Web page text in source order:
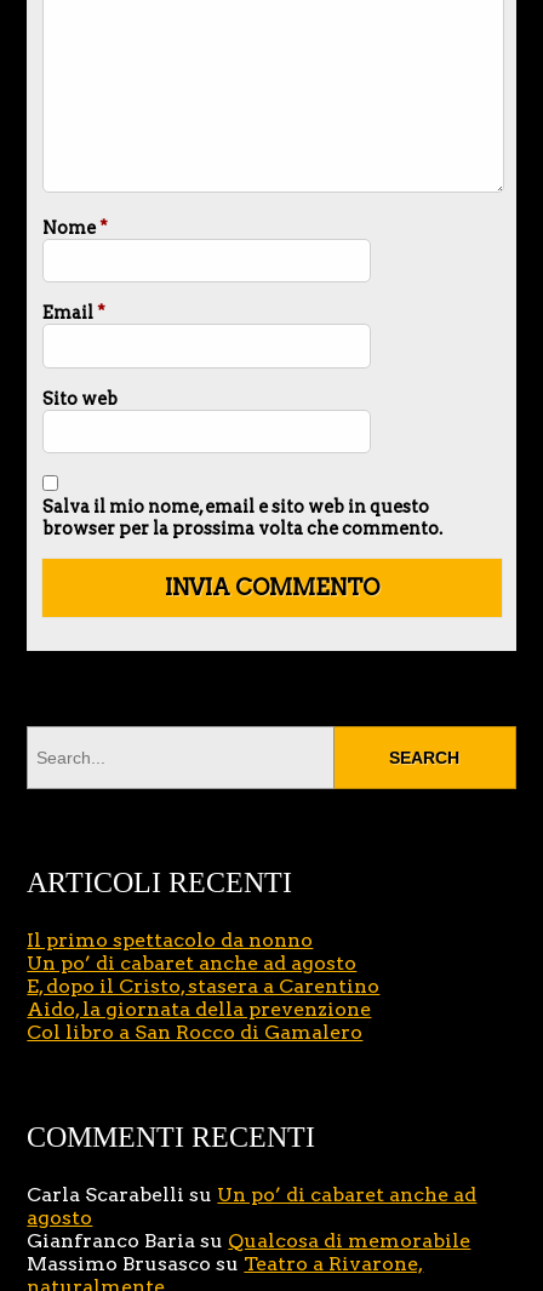
Nome*
Email*
Sito web
Salva il mio nome, email e sito web in questo
browser per la prossima volta che commento.
ARTICOLI RECENTI
Il primo spettacolo da nonno
Un po’ di cabaret anche ad agosto
E, dopo il Cristo, stasera a Carentino
Aido, la giornata della prevenzione
Col libro a San Rocco di Gamalero
COMMENTI RECENTI
Carla Scarabelli su Un po’ di cabaret anche ad
agosto
Gianfranco Baria su Qualcosa di memorabile
Massimo Brusasco su Teatro a Rivarone,